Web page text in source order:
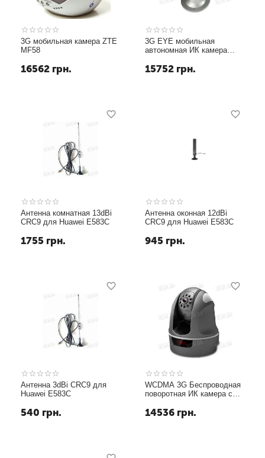
3G мобильная камера ZTE
MF58
16562 грн.
3G EYE мобильная
автономная ИК камера
15752 грн.
Антенна комнатная 13dBi
CRC9 для Huawei E583C
1755 грн.
Антенна оконная 12dBi
CRC9 для Huawei E583C
945 грн.
Антенна 3dBi CRC9 для
Huawei E583C
540 грн.
WCDMA 3G Беспроводная
поворотная ИК камера с
14536 грн.